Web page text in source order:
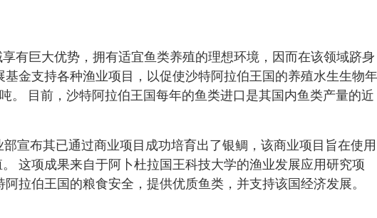
有巨大优势，拥有适宜鱼类养殖的理想环境，因而在该领域跻身
金支持各种渔业项目，以促使沙特阿拉伯王国的养殖水生生物年
。 目前，沙特阿拉伯王国每年的鱼类进口是其国内鱼类产量的近
部宣布其已通过商业项目成功培育出了银鲷，该商业项目旨在使用
这项成果来自于阿卜杜拉国王科技大学的渔业发展应用研究项
拉伯王国的粮食安全，提供优质鱼类，并支持该国经济发展。